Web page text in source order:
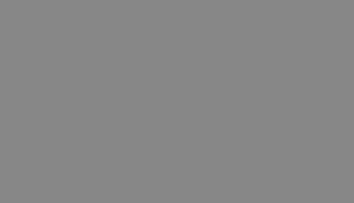
di siti
e misurare le
dell'utente